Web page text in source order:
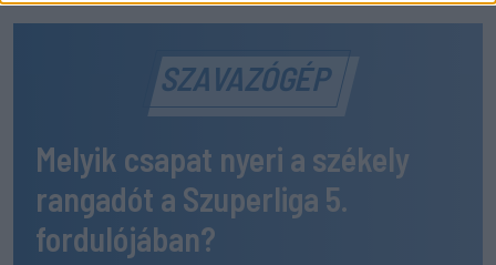
SZAVAZÓGÉP
Melyik csapat nyeri a székely
rangadót a Szuperliga 5.
fordulójában?